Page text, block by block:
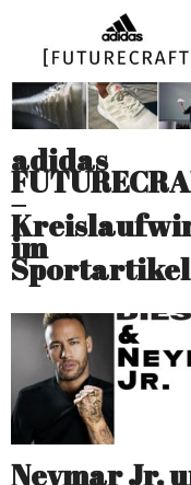
adidas
–
im
Neymar Jr.